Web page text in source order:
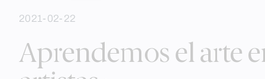
content2021-02-22
Aprendemos el arte